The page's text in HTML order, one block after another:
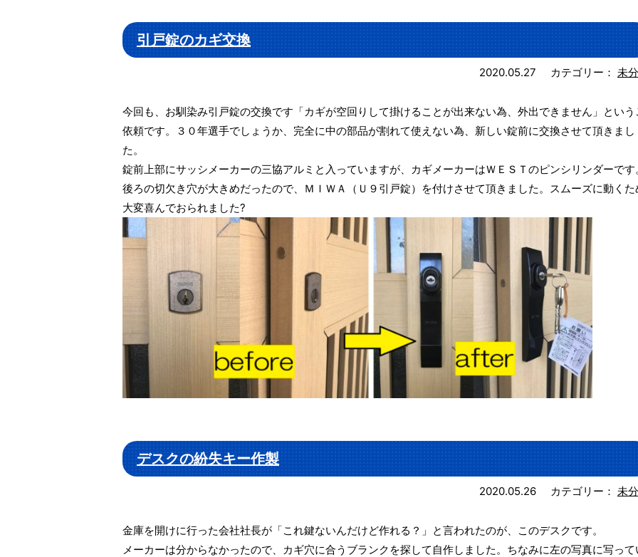
引戸錠のカギ交換
2020.05.27 カテゴリー： 未
今回も、お馴染み引戸錠の交換です「カギが空回りして掛けることが出来ない為、外出できません」という
依頼です。３０年選手でしょうか、完全に中の部品が割れて使えない為、新しい錠前に交換させて頂きまし
た。
錠前上部にサッシメーカーの三協アルミと入っていますが、カギメーカーはＷＥＳＴのピンシリンダーです
後ろの切欠き穴が大きめだったので、ＭＩＷＡ（Ｕ９引戸錠）を付けさせて頂きました。スムーズに動くた
大変喜んでおられました?
デスクの紛失キー作製
2020.05.26 カテゴリー： 未
金庫を開けに行った会社社長が「これ鍵ないんだけど作れる？」と言われたのが、このデスクです。
メーカーは分からなかったので、カギ穴に合うブランクを探して自作しました。ちなみに左の写真に写って